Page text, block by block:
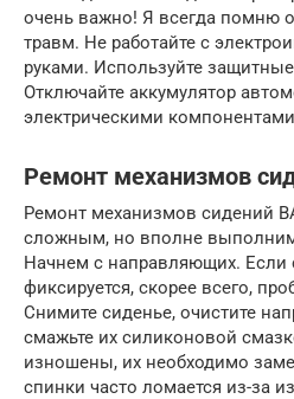
очень важно! Я всегда помню
травм. Не работайте с
руками. Используйте
Отключайте аккумулятор
электрическими
Ремонт механизмов
Ремонт механизмов сидений
сложным, но вполне
Начнем с направляющих. Если
фиксируется, скорее всего,
Снимите сиденье, очистите
смажьте их силиконовой
изношены, их необходимо
спинки часто ломается из-за